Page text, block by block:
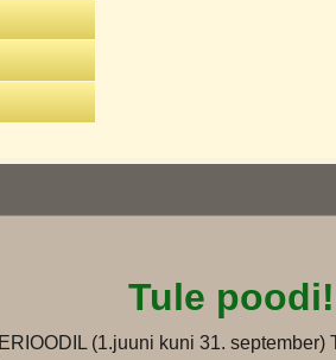
Tule poodi!
(1.juuni kuni 31.